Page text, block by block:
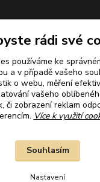
Plaťte u nás bezpečně
rádi své
používáme ke
a v případě vašeho
o webu, měření
vašeho
či zobrazení reklam
Více k využití
Nastavení
Souhlasím